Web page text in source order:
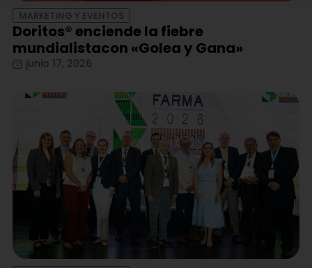
MARKETING Y EVENTOS
Doritos® enciende la fiebre
mundialistacon «Golea y Gana»
junio 17, 2026